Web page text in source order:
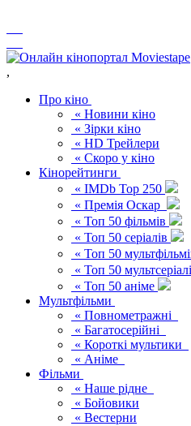
,
Про кіно
« Новини кіно
« Зірки кіно
« HD Трейлери
« Скоро у кіно
Кінорейтинги
« IMDb Top 250
« Премія Оскар
« Топ 50 фільмів
« Топ 50 серіалів
« Топ 50
« Топ 50
« Топ 50 аніме
Мультфільми
« Повнометражні
« Багатосерійні
« Короткі мультики
« Аніме
Фільми
« Наше рідне
« Бойовики
« Вестерни